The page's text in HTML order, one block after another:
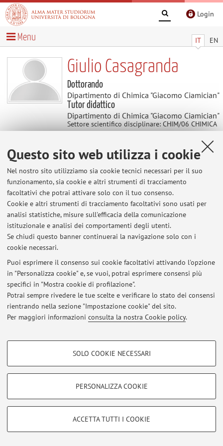
Questo sito web utilizza i cookie
Nel nostro sito utilizziamo sia cookie tecnici necessari per il suo
funzionamento, sia cookie e altri strumenti di tracciamento
facoltativi che potrai attivare solo con il tuo consenso.
Cookie e altri strumenti di tracciamento facoltativi sono usati per
analisi statistiche, misure sull'efficacia della comunicazione
istituzionale e analisi dei comportamenti degli utenti.
Se chiudi questo banner continuerai la navigazione solo con i
cookie necessari.
Puoi esprimere il consenso sui cookie facoltativi attivando l'opzione
in "Personalizza cookie" e, se vuoi, potrai esprimere consensi più
specifici in "Mostra cookie di profilazione".
Potrai sempre rivedere le tue scelte e verificare lo stato dei consensi
rientrando nella sezione "Impostazione cookie" del sito.
Per maggiori informazioni consulta la nostra Cookie policy.
COOKIE DI PROFILAZIONE - FACOLTATIVI
COOKIE TECNICI - NECESSARI
Si tratta di cookie tecnici utilizzati, a titolo esemplificativo, per il corretto
SOLO COOKIE NECESSARI
PERSONALIZZA COOKIE
ACCETTA TUTTI I COOKIE
Login
IT EN
Menu
Giulio Casagranda
Dottorando
Dipartimento di Chimica "Giacomo Ciamician"
Tutor didattico
Dipartimento di Chimica "Giacomo Ciamician"
Settore scientifico disciplinare: CHIM/06 CHIMICA
ORGANICA
Avvisi
Al momento non sono presenti avvisi.
Area riservata
Accedi tramiteloginper gestire tutti i contenuti del sito.
© 2026 - ALMA MATER STUDIORUM - Università di Bologna - Via
Zamboni, 33 - 40126 Bologna - Partita IVA: 01131710376
Privacy| Note legali| Impostazioni Cookie